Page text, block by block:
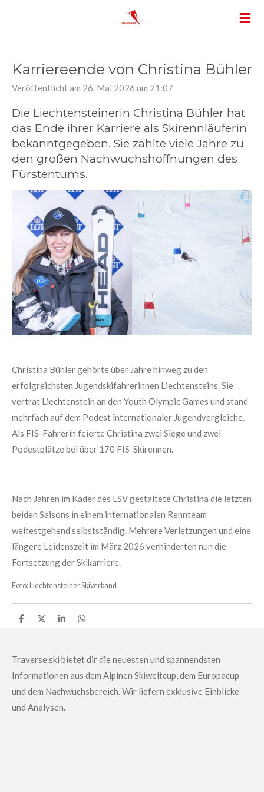
Karriereende von Christina Bühler
Veröffentlicht am 26. Mai 2026 um 21:07
Die Liechtensteinerin Christina Bühler hat
das Ende ihrer Karriere als Skirennläuferin
bekanntgegeben. Sie zählte viele Jahre zu
den großen Nachwuchshoffnungen des
Fürstentums.
Christina Bühler gehörte über Jahre hinweg zu den
erfolgreichsten Jugendskifahrerinnen Liechtensteins. Sie
vertrat Liechtenstein an den Youth Olympic Games und stand
mehrfach auf dem Podest internationaler Jugendvergleiche.
Als FIS-Fahrerin feierte Christina zwei Siege und zwei
Podestplätze bei über 170 FIS-Skirennen.
Nach Jahren im Kader des LSV gestaltete Christina die letzten
beiden Saisons in einem internationalen Rennteam
weitestgehend selbstständig. Mehrere Verletzungen und eine
längere Leidenszeit im März 2026 verhinderten nun die
Fortsetzung der Skikarriere.
Foto: Liechtensteiner Skiverband
T
e
n
T
e
n
T
e
n
T
e
n
Traverse.ski bietet dir die neuesten und spannendsten
Informationen aus dem Alpinen Skiweltcup, dem Europacup
und dem Nachwuchsbereich.Wir liefern exklusive Einblicke
und Analysen.